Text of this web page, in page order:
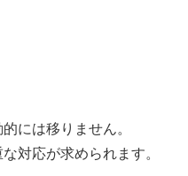
には移りません。
対応が求められます。